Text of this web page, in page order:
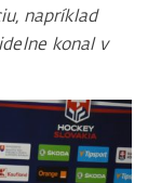
napríklad
konal v